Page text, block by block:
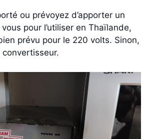
ou prévoyez d’apporter un
pour l’utiliser en Thaïlande,
prévu pour le 220 volts. Sinon,